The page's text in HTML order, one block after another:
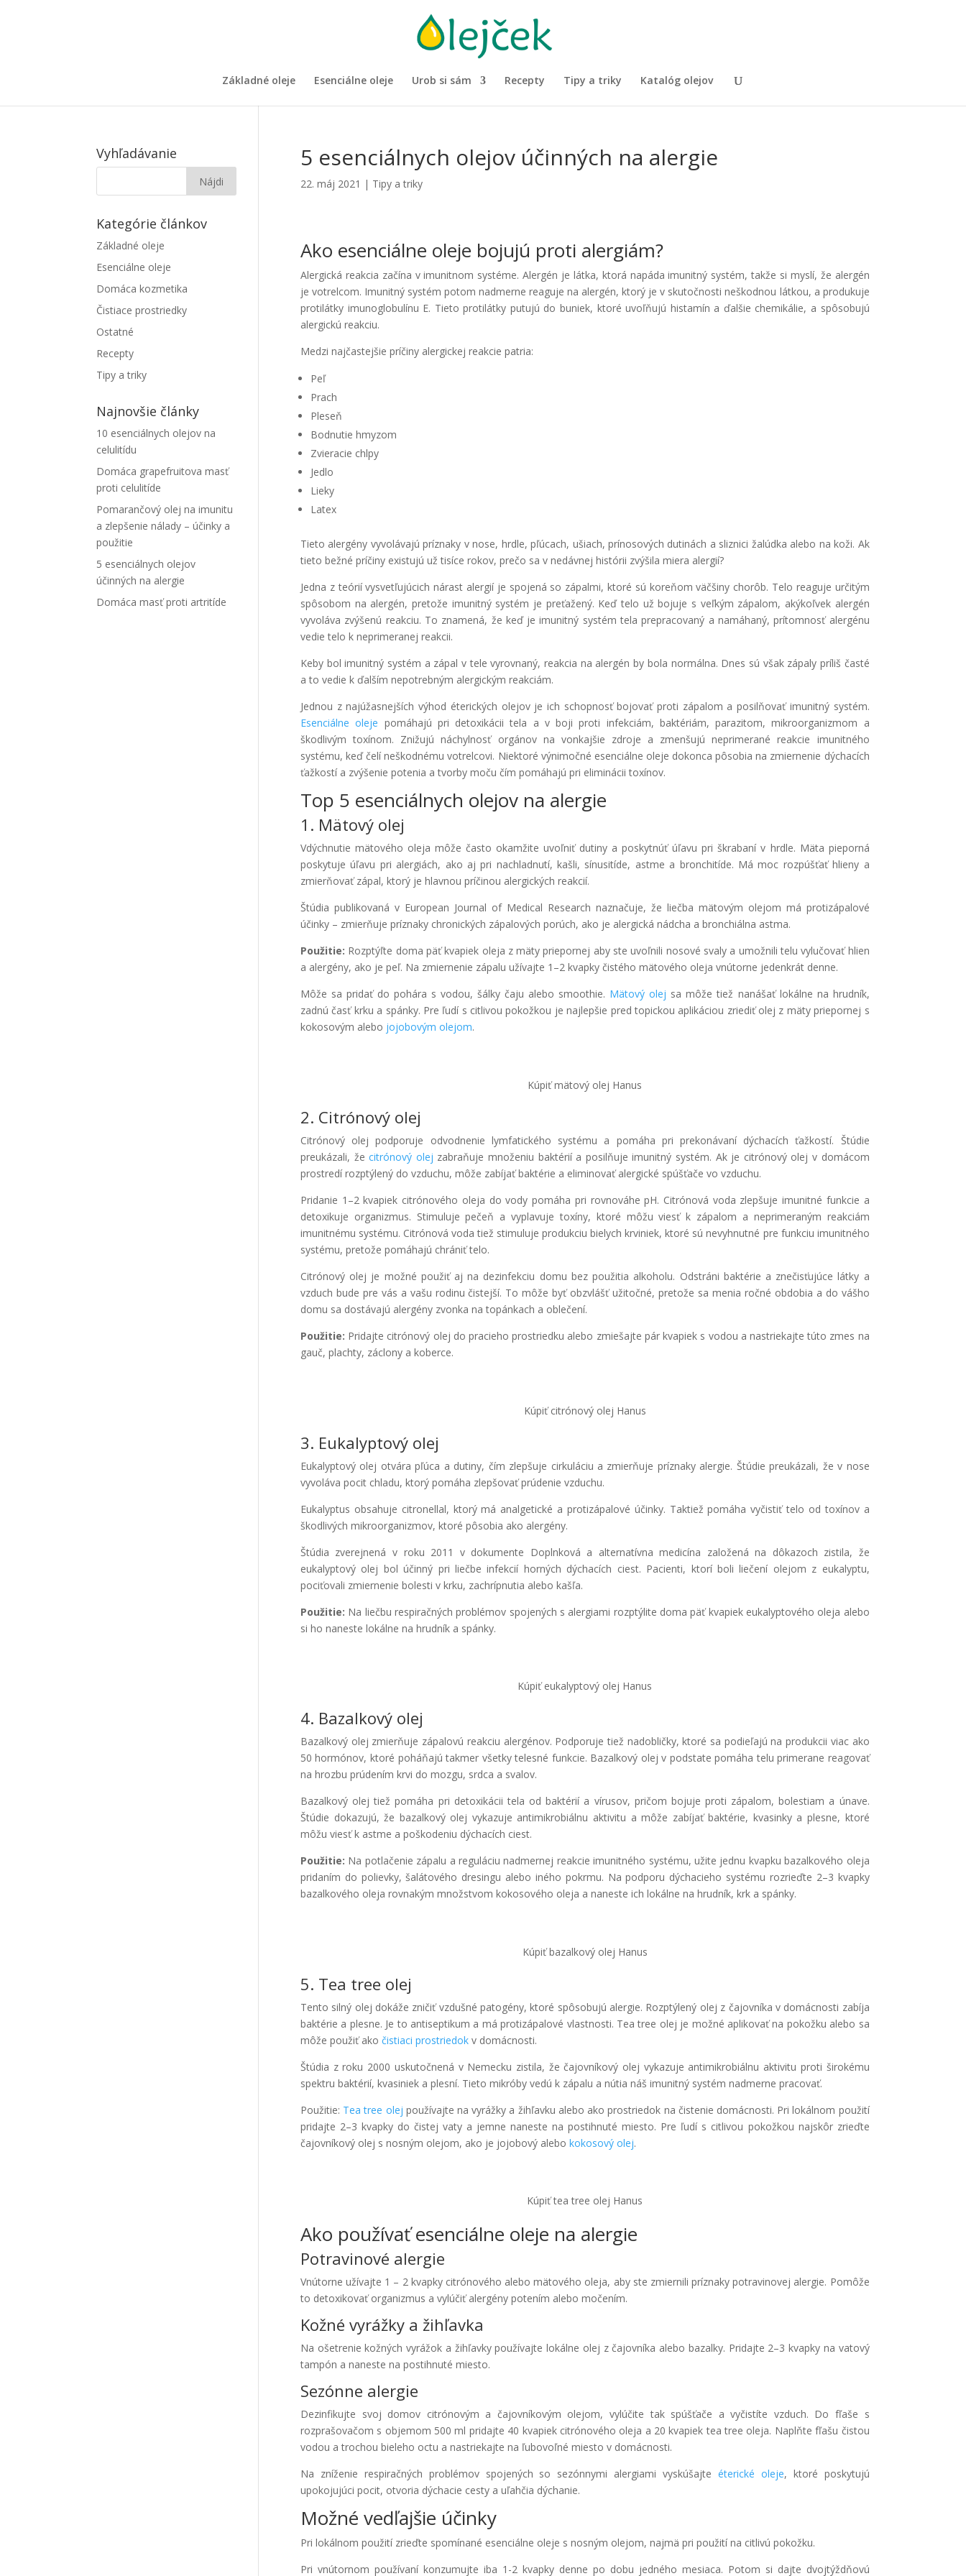
Základné oleje Esenciálne oleje Urob si sám Recepty Tipy a triky Katalóg olejov
5 esenciálnych olejov účinných na alergie
22. máj 2021 | Tipy a triky
Ako esenciálne oleje bojujú proti alergiám?
Alergická reakcia začína v imunitnom systéme. Alergén je látka, ktorá napáda imunitný systém, takže si myslí, že alergén
je votrelcom. Imunitný systém potom nadmerne reaguje na alergén, ktorý je v skutočnosti neškodnou látkou, a produkuje
protilátky imunoglobulínu E. Tieto protilátky putujú do buniek, ktoré uvoľňujú histamín a ďalšie chemikálie, a spôsobujú
alergickú reakciu.
Medzi najčastejšie príčiny alergickej reakcie patria:
Peľ
Prach
Pleseň
Bodnutie hmyzom
Zvieracie chlpy
Jedlo
Lieky
Latex
Tieto alergény vyvolávajú príznaky v nose, hrdle, pľúcach, ušiach, prínosových dutinách a sliznici žalúdka alebo na koži. Ak
tieto bežné príčiny existujú už tisíce rokov, prečo sa v nedávnej histórii zvýšila miera alergií?
Jedna z teórií vysvetľujúcich nárast alergií je spojená so zápalmi, ktoré sú koreňom väčšiny chorôb. Telo reaguje určitým
spôsobom na alergén, pretože imunitný systém je preťažený. Keď telo už bojuje s veľkým zápalom, akýkoľvek alergén
vyvoláva zvýšenú reakciu. To znamená, že keď je imunitný systém tela prepracovaný a namáhaný, prítomnosť alergénu
vedie telo k neprimeranej reakcii.
Keby bol imunitný systém a zápal v tele vyrovnaný, reakcia na alergén by bola normálna. Dnes sú však zápaly príliš časté
a to vedie k ďalším nepotrebným alergickým reakciám.
Jednou z najúžasnejších výhod éterických olejov je ich schopnosť bojovať proti zápalom a posilňovať imunitný systém.
Esenciálne oleje pomáhajú pri detoxikácii tela a v boji proti infekciám, baktériám, parazitom, mikroorganizmom a
škodlivým toxínom. Znižujú náchylnosť orgánov na vonkajšie zdroje a zmenšujú neprimerané reakcie imunitného
systému, keď čelí neškodnému votrelcovi. Niektoré výnimočné esenciálne oleje dokonca pôsobia na zmiernenie dýchacích
ťažkostí a zvýšenie potenia a tvorby moču čím pomáhajú pri eliminácii toxínov.
Top 5 esenciálnych olejov na alergie
1. Mätový olej
Vdýchnutie mätového oleja môže často okamžite uvoľniť dutiny a poskytnúť úľavu pri škrabaní v hrdle. Mäta pieporná
poskytuje úľavu pri alergiách, ako aj pri nachladnutí, kašli, sínusitíde, astme a bronchitíde. Má moc rozpúšťať hlieny a
zmierňovať zápal, ktorý je hlavnou príčinou alergických reakcií.
Štúdia publikovaná v European Journal of Medical Research naznačuje, že liečba mätovým olejom má protizápalové
účinky – zmierňuje príznaky chronických zápalových porúch, ako je alergická nádcha a bronchiálna astma.
Použitie: Rozptýľte doma päť kvapiek oleja z mäty priepornej aby ste uvoľnili nosové svaly a umožnili telu vylučovať hlien
a alergény, ako je peľ. Na zmiernenie zápalu užívajte 1–2 kvapky čistého mätového oleja vnútorne jedenkrát denne.
Môže sa pridať do pohára s vodou, šálky čaju alebo smoothie. Mätový olej sa môže tiež nanášať lokálne na hrudník,
zadnú časť krku a spánky. Pre ľudí s citlivou pokožkou je najlepšie pred topickou aplikáciou zriediť olej z mäty priepornej s
kokosovým alebo jojobovým olejom.
Kúpiť mätový olej Hanus
2. Citrónový olej
Citrónový olej podporuje odvodnenie lymfatického systému a pomáha pri prekonávaní dýchacích ťažkostí. Štúdie
preukázali, žecitrónový olej zabraňuje množeniu baktérií a posilňuje imunitný systém. Ak je citrónový olej v domácom
prostredí rozptýlený do vzduchu, môže zabíjať baktérie a eliminovať alergické spúšťače vo vzduchu.
Pridanie 1–2 kvapiek citrónového oleja do vody pomáha pri rovnováhe pH. Citrónová voda zlepšuje imunitné funkcie a
detoxikuje organizmus. Stimuluje pečeň a vyplavuje toxíny, ktoré môžu viesť k zápalom a neprimeraným reakciám
imunitnému systému. Citrónová voda tiež stimuluje produkciu bielych krviniek, ktoré sú nevyhnutné pre funkciu imunitného
systému, pretože pomáhajú chrániť telo.
Citrónový olej je možné použiť aj na dezinfekciu domu bez použitia alkoholu. Odstráni baktérie a znečisťujúce látky a
vzduch bude pre vás a vašu rodinu čistejší. To môže byť obzvlášť užitočné, pretože sa menia ročné obdobia a do vášho
domu sa dostávajú alergény zvonka na topánkach a oblečení.
Použitie: Pridajte citrónový olej do pracieho prostriedku alebo zmiešajte pár kvapiek s vodou a nastriekajte túto zmes na
gauč, plachty, záclony a koberce.
Kúpiť citrónový olej Hanus
3. Eukalyptový olej
Eukalyptový olej otvára pľúca a dutiny, čím zlepšuje cirkuláciu a zmierňuje príznaky alergie. Štúdie preukázali, že v nose
vyvoláva pocit chladu, ktorý pomáha zlepšovať prúdenie vzduchu.
Eukalyptus obsahuje citronellal, ktorý má analgetické a protizápalové účinky. Taktiež pomáha vyčistiť telo od toxínov a
škodlivých mikroorganizmov, ktoré pôsobia ako alergény.
Štúdia zverejnená v roku 2011 v dokumente Doplnková a alternatívna medicína založená na dôkazoch zistila, že
eukalyptový olej bol účinný pri liečbe infekcií horných dýchacích ciest. Pacienti, ktorí boli liečení olejom z eukalyptu,
pociťovali zmiernenie bolesti v krku, zachrípnutia alebo kašľa.
Použitie: Na liečbu respiračných problémov spojených s alergiami rozptýlite doma päť kvapiek eukalyptového oleja alebo
si ho naneste lokálne na hrudník a spánky.
Kúpiť eukalyptový olej Hanus
4. Bazalkový olej
Bazalkový olej zmierňuje zápalovú reakciu alergénov. Podporuje tiež nadobličky, ktoré sa podieľajú na produkcii viac ako
50 hormónov, ktoré poháňajú takmer všetky telesné funkcie. Bazalkový olej v podstate pomáha telu primerane reagovať
na hrozbu prúdením krvi do mozgu, srdca a svalov.
Bazalkový olej tiež pomáha pri detoxikácii tela od baktérií a vírusov, pričom bojuje proti zápalom, bolestiam a únave.
Štúdie dokazujú, že bazalkový olej vykazuje antimikrobiálnu aktivitu a môže zabíjať baktérie, kvasinky a plesne, ktoré
môžu viesť k astme a poškodeniu dýchacích ciest.
Použitie: Na potlačenie zápalu a reguláciu nadmernej reakcie imunitného systému, užite jednu kvapku bazalkového oleja
pridaním do polievky, šalátového dresingu alebo iného pokrmu. Na podporu dýchacieho systému rozrieďte 2–3 kvapky
bazalkového oleja rovnakým množstvom kokosového oleja a naneste ich lokálne na hrudník, krk a spánky.
Kúpiť bazalkový olej Hanus
5. Tea tree olej
Tento silný olej dokáže zničiť vzdušné patogény, ktoré spôsobujú alergie. Rozptýlený olej z čajovníka v domácnosti zabíja
baktérie a plesne. Je to antiseptikum a má protizápalové vlastnosti. Tea tree olej je možné aplikovať na pokožku alebo sa
môže použiť ako čistiaci prostriedokv domácnosti.
Štúdia z roku 2000 uskutočnená v Nemecku zistila, že čajovníkový olej vykazuje antimikrobiálnu aktivitu proti širokému
spektru baktérií, kvasiniek a plesní. Tieto mikróby vedú k zápalu a nútia náš imunitný systém nadmerne pracovať.
Použitie: Tea tree olej používajte na vyrážky a žihľavku alebo ako prostriedok na čistenie domácnosti. Pri lokálnom použití
pridajte 2–3 kvapky do čistej vaty a jemne naneste na postihnuté miesto. Pre ľudí s citlivou pokožkou najskôr zrieďte
čajovníkový olej s nosným olejom, ako je jojobový alebo kokosový olej.
Kúpiť tea tree olej Hanus
Ako používať esenciálne oleje na alergie
Potravinové alergie
Vnútorne užívajte 1 – 2 kvapky citrónového alebo mätového oleja, aby ste zmiernili príznaky potravinovej alergie. Pomôže
to detoxikovať organizmus a vylúčiť alergény potením alebo močením.
Kožné vyrážky a žihľavka
Na ošetrenie kožných vyrážok a žihľavky používajte lokálne olej z čajovníka alebo bazalky. Pridajte 2–3 kvapky na vatový
tampón a naneste na postihnuté miesto.
Sezónne alergie
Dezinfikujte svoj domov citrónovým a čajovníkovým olejom, vylúčite tak spúšťače a vyčistíte vzduch. Do fľaše s
rozprašovačom s objemom 500 ml pridajte 40 kvapiek citrónového oleja a 20 kvapiek tea tree oleja. Naplňte fľašu čistou
vodou a trochou bieleho octu a nastriekajte na ľubovoľné miesto v domácnosti.
Na zníženie respiračných problémov spojených so sezónnymi alergiami vyskúšajte éterické oleje, ktoré poskytujú
upokojujúci pocit, otvoria dýchacie cesty a uľahčia dýchanie.
Možné vedľajšie účinky
Pri lokálnom použití zrieďte spomínané esenciálne oleje s nosným olejom, najmä pri použití na citlivú pokožku.
Pri vnútornom používaní konzumujte iba 1-2 kvapky denne po dobu jedného mesiaca. Potom si dajte dvojtýždňovú
Vyhľadávanie
Kategórie článkov
Základné oleje
Esenciálne oleje
Domáca kozmetika
Čistiace prostriedky
Ostatné
Recepty
Tipy a triky
Najnovšie články
10 esenciálnych olejov na
celulitídu
Domáca grapefruitova masť
proti celulitíde
Pomarančový olej na imunitu
a zlepšenie nálady – účinky a
použitie
5 esenciálnych olejov
účinných na alergie
Domáca masť proti artritíde